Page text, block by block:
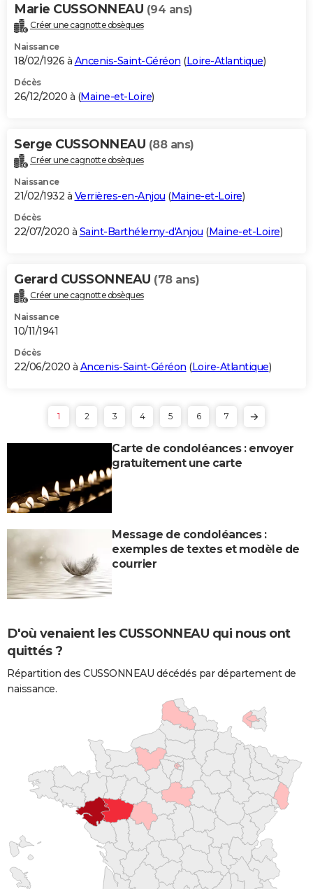
Marie CUSSONNEAU (94 ans)
Créer une cagnotte obsèques
Naissance
18/02/1926 à Ancenis-Saint-Géréon (Loire-Atlantique)
Décès
26/12/2020 à (Maine-et-Loire)
Serge CUSSONNEAU (88 ans)
Créer une cagnotte obsèques
Naissance
21/02/1932 à Verrières-en-Anjou (Maine-et-Loire)
Décès
22/07/2020 à Saint-Barthélemy-d'Anjou (Maine-et-Loire)
Gerard CUSSONNEAU (78 ans)
Créer une cagnotte obsèques
Naissance
10/11/1941
Décès
22/06/2020 à Ancenis-Saint-Géréon (Loire-Atlantique)
1 2 3 4 5 6 7
Carte de condoléances : envoyer
gratuitement une carte
Message de condoléances :
exemples de textes et modèle de
courrier
D'où venaient les CUSSONNEAU qui nous ont
quittés ?
Répartition des CUSSONNEAU décédés par département de
naissance.